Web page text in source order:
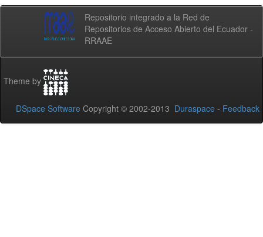
Repositorio integrado a la Red de
Repositorios de Acceso Abierto del Ecuador -
RRAAE
Theme by
DSpace Software Copyright © 2002-2013 Duraspace - Feedback